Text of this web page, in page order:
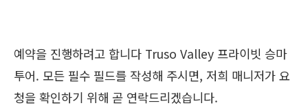
예약을 진행하려고 합니다 Truso Valley 프라이빗 승마
투어. 모든 필수 필드를 작성해 주시면, 저희 매니저가 요
청을 확인하기 위해 곧 연락드리겠습니다.